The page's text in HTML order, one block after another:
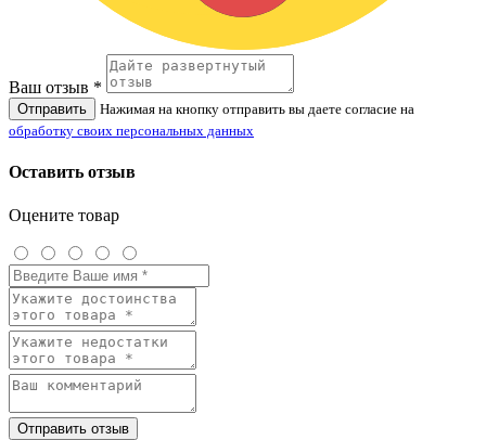
Ваш отзыв *
Отправить
Нажимая на кнопку отправить вы даете согласие на
обработку своих персональных данных
Оставить отзыв
Оцените товар
Отправить отзыв